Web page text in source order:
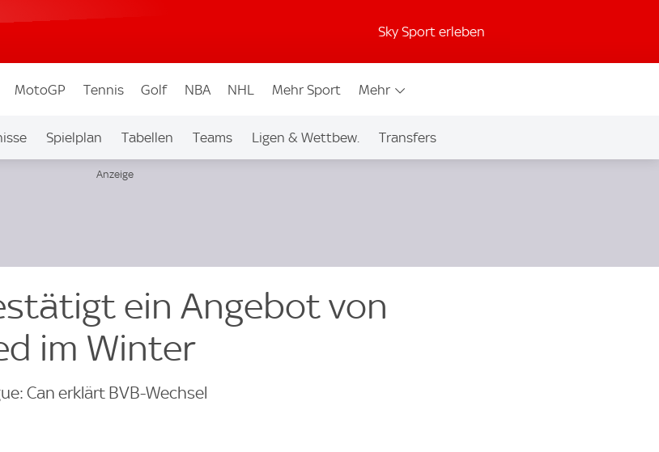
Sky Sport erleben
MotoGP Tennis Golf NBA NHL Mehr Sport Mehr
Spielplan Tabellen Teams Ligen & Wettbew. Transfers
ein Angebot von
im Winter
Can erklärt BVB-Wechsel